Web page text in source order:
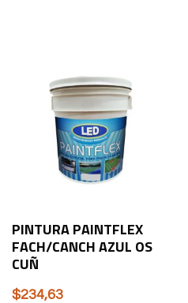
PINTURA PAINTFLEX
FACH/CANCH AZUL OS
CUÑ
$234,63